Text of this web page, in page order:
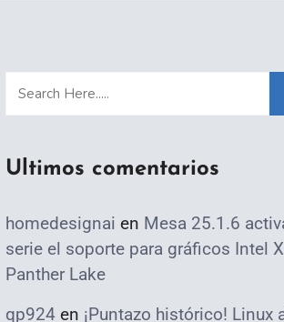
Ultimos comentarios
homedesignai en Mesa 25.1.6
serie el soporte para gráficos Intel
Panther Lake
qp924 en ¡Puntazo histórico! Linux